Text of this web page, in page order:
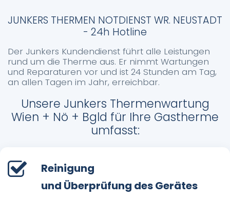
JUNKERS THERMEN NOTDIENST WR. NEUSTADT
- 24h Hotline
Der Junkers Kundendienst führt alle Leistungen
rund um die Therme aus. Er nimmt Wartungen
und Reparaturen vor und ist 24 Stunden am Tag,
an allen Tagen im Jahr, erreichbar.
Unsere Junkers Thermenwartung
Wien + Nö + Bgld für Ihre Gastherme
umfasst:
Reinigung
und Überprüfung des Gerätes